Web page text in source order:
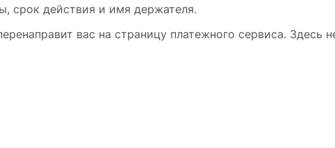
срок действия и имя держателя.
вас на страницу платежного сервиса. Здесь